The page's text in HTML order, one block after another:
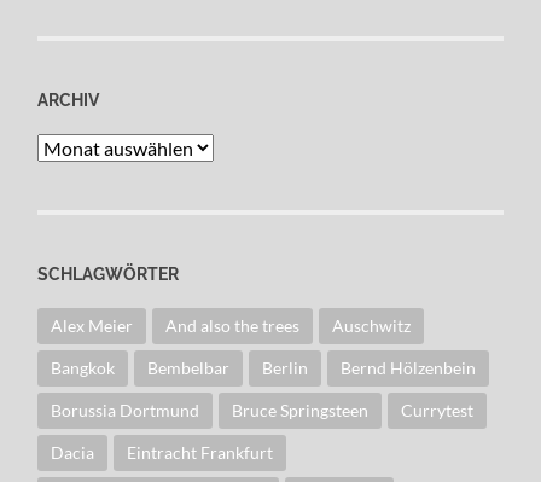
ARCHIV
Archiv
SCHLAGWÖRTER
Alex Meier And also the trees Auschwitz
Bangkok Bembelbar Berlin Bernd Hölzenbein
Borussia Dortmund Bruce Springsteen Currytest
Dacia Eintracht Frankfurt